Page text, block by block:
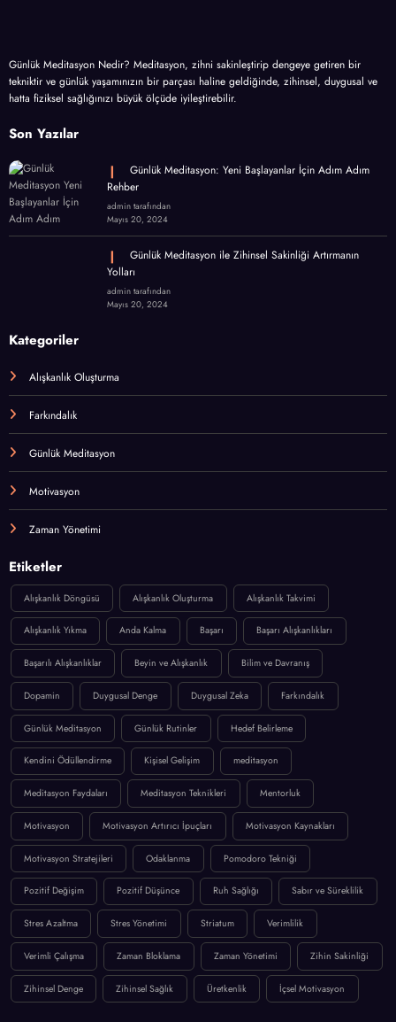
Günlük Meditasyon Nedir? Meditasyon, zihni sakinleştirip dengeye getiren bir
tekniktir ve günlük yaşamınızın bir parçası haline geldiğinde, zihinsel, duygusal ve
hatta fiziksel sağlığınızı büyük ölçüde iyileştirebilir.
Son Yazılar
Günlük Meditasyon: Yeni Başlayanlar İçin Adım Adım
Rehber
admin tarafından
Mayıs 20, 2024
Günlük Meditasyon ile Zihinsel Sakinliği Artırmanın
Yolları
admin tarafından
Mayıs 20, 2024
Kategoriler
Alışkanlık Oluşturma
Farkındalık
Günlük Meditasyon
Motivasyon
Zaman Yönetimi
Etiketler
Alışkanlık Döngüsü Alışkanlık Oluşturma Alışkanlık Takvimi
Alışkanlık Yıkma Anda Kalma Başarı Başarı Alışkanlıkları
Başarılı Alışkanlıklar Beyin ve Alışkanlık Bilim ve Davranış
Dopamin Duygusal Denge Duygusal Zeka Farkındalık
Günlük Meditasyon Günlük Rutinler Hedef Belirleme
Kendini Ödüllendirme Kişisel Gelişim meditasyon
Meditasyon Faydaları Meditasyon Teknikleri Mentorluk
Motivasyon Motivasyon Artırıcı İpuçları Motivasyon Kaynakları
Motivasyon Stratejileri Odaklanma Pomodoro Tekniği
Pozitif Değişim Pozitif Düşünce Ruh Sağlığı Sabır ve Süreklilik
Stres Azaltma Stres Yönetimi Striatum Verimlilik
Verimli Çalışma Zaman Bloklama Zaman Yönetimi Zihin Sakinliği
Zihinsel Denge Zihinsel Sağlık Üretkenlik İçsel Motivasyon